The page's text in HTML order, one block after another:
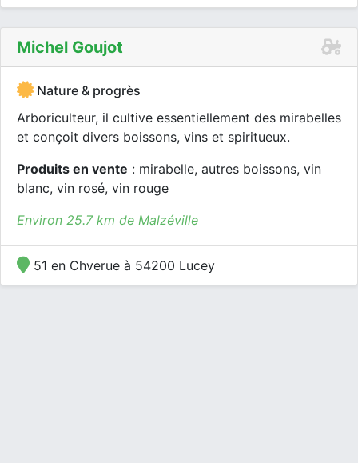
Michel Goujot
Nature & progrès
Arboriculteur, il cultive essentiellement des mirabelles
et conçoit divers boissons, vins et spiritueux.
Produits en vente : mirabelle, autres boissons, vin
blanc, vin rosé, vin rouge
Environ 25.7 km de Malzéville
51 en Chverue à 54200 Lucey